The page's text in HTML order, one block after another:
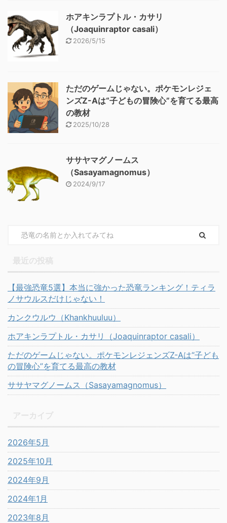
ホアキンラプトル・カサリ
（Joaquinraptor casali）
2026/5/15
ただのゲームじゃない。ポケモンレジェ
ンズZ-Aは“子どもの冒険心”を育てる最高
の教材
2025/10/28
ササヤマグノームス
（Sasayamagnomus）
2024/9/17
【最強恐竜5選】本当に強かった恐竜ランキング！ティラ
ノサウルスだけじゃない！
カンクウルウ（Khankhuuluu）
ホアキンラプトル・カサリ（Joaquinraptor casali）
ただのゲームじゃない。ポケモンレジェンズZ-Aは“子ども
の冒険心”を育てる最高の教材
ササヤマグノームス（Sasayamagnomus）
2026年5月
2025年10月
2024年9月
2024年1月
2023年8月